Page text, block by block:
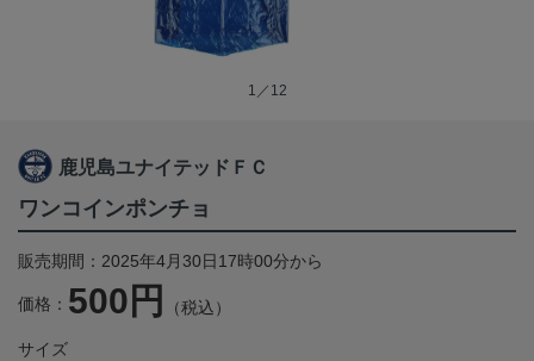
1／12
鹿児島ユナイテッドＦＣ
ワンコインポンチョ
販売期間：2025年4月30日17時00分から
価格： 500円 （税込）
サイズ